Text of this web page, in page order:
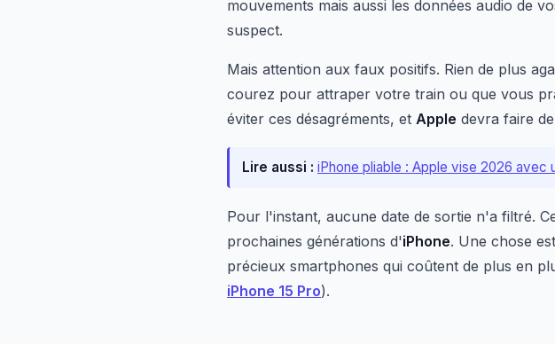
mouvements mais aussi les données audio de
suspect.
Mais attention aux faux positifs. Rien de plus
courez pour attraper votre train ou que vous
éviter ces désagréments, et Apple devra faire
Lire aussi : iPhone pliable : Apple vise 2026 avec
Pour l'instant, aucune date de sortie n'a filtré.
prochaines générations d'iPhone. Une chose
précieux smartphones qui coûtent de plus en
iPhone 15 Pro).